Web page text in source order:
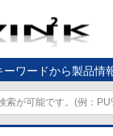
ーワードから製品情